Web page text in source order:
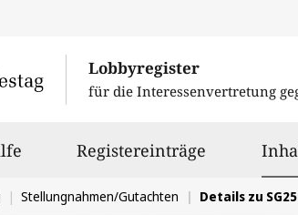
Lobbyregister
für die Interessenvertretung
Registereinträge
Stellungnahmen/Gutachten Details zu